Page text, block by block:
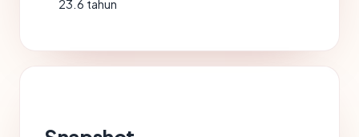
23.6 tahun